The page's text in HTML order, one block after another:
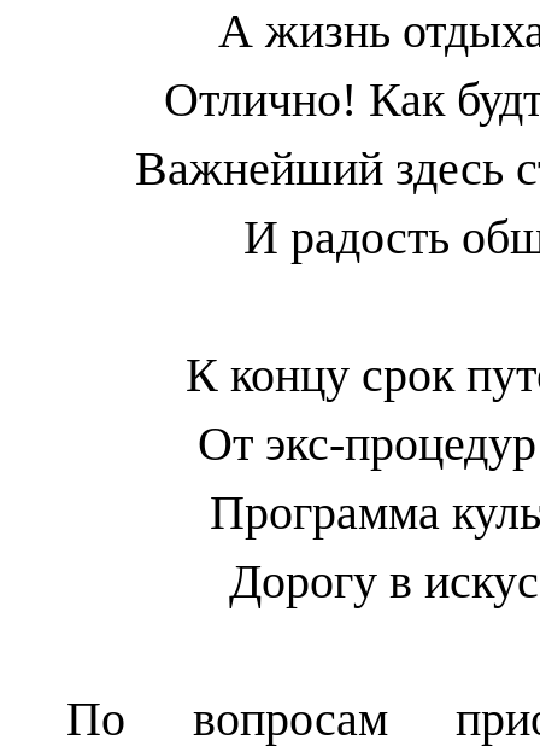
А жизнь
Отлично! Как
Важнейший здесь
И радость
К концу срок
От экс-
Программа
Дорогу в
По вопросам